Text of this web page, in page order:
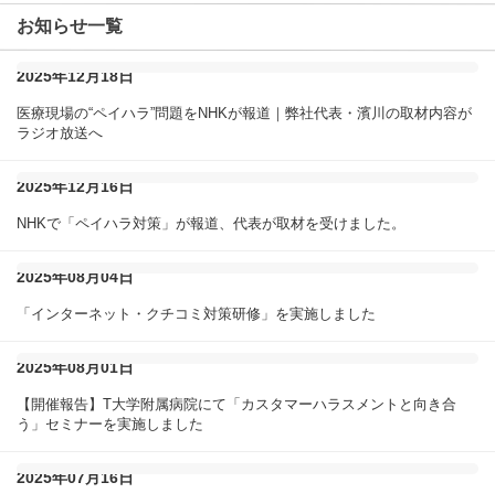
お知らせ一覧
2025年12月18日
医療現場の“ペイハラ”問題をNHKが報道｜弊社代表・濱川の取材内容が
ラジオ放送へ
2025年12月16日
NHKで「ペイハラ対策」が報道、代表が取材を受けました。
2025年08月04日
「インターネット・クチコミ対策研修」を実施しました
2025年08月01日
【開催報告】T大学附属病院にて「カスタマーハラスメントと向き合
う」セミナーを実施しました
2025年07月16日